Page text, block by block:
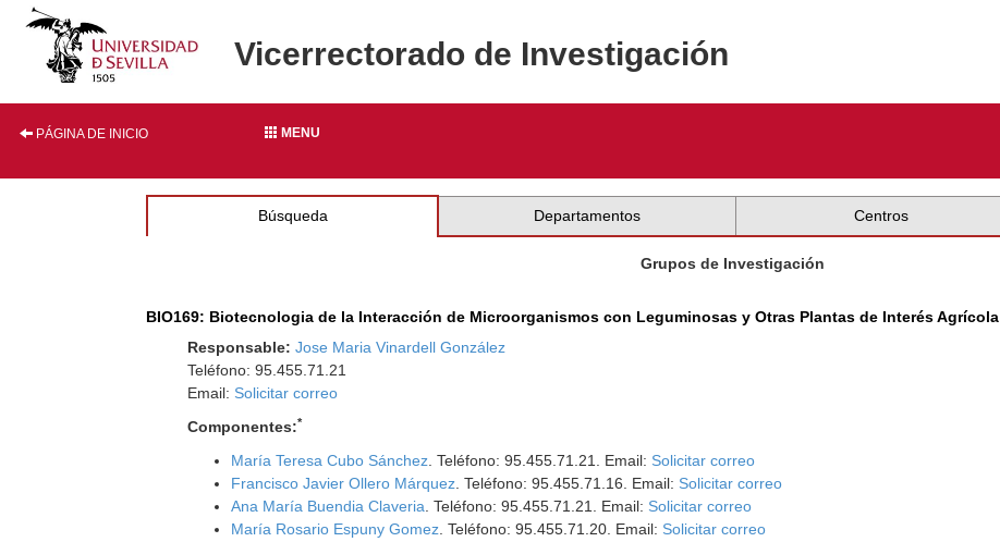
Vicerrectorado de Investigación
PÁGINA DE INICIO MENU
Búsqueda Departamentos Centros
Grupos de Investigación
BIO169: Biotecnologia de la Interacción de Microorganismos con Leguminosas y Otras Plantas de Interés Agrícola
Responsable: Jose Maria Vinardell González
Teléfono: 95.455.71.21
Email: Solicitar correo
Componentes:*
María Teresa Cubo Sánchez . Teléfono: 95.455.71.21. Email: Solicitar correo
Francisco Javier Ollero Márquez . Teléfono: 95.455.71.16. Email: Solicitar correo
Ana María Buendia Claveria . Teléfono: 95.455.71.21. Email: Solicitar correo
María Rosario Espuny Gomez . Teléfono: 95.455.71.20. Email: Solicitar correo